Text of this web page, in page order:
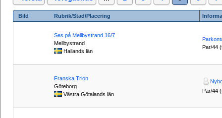
Bild Rubrik/Stad/Placering
Ses på Mellbystrand 16/7
Mellbystrand
Hallands län
Par/44
Franska Trion
Göteborg
Västra Götalands län
Par/44